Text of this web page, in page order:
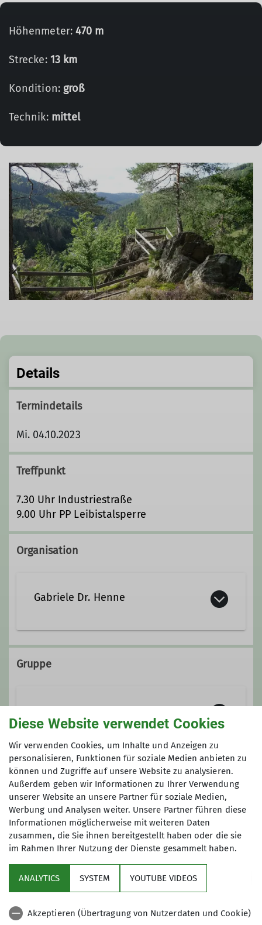
Höhenmeter: 470 m
Strecke: 13 km
Kondition: groß
Technik: mittel
Details
Termindetails
Mi. 04.10.2023
Treffpunkt
7.30 Uhr Industriestraße
9.00 Uhr PP Leibistalsperre
Organisation
Gabriele Dr. Henne
036605 902029
DAV-Wanderleiter
Wanderführerin = Übungsleiterin C
Breitensport/Wandern
Ämter
Vorstandsmitglied
Wanderreferentin Wanderleiterin
Gruppe
Wir wandern in Gera, in der Umgebung
und natürlich auch in den Mittel- und
Hochgebirgen. Unsere Sektion verfügt
über viele aktive Wanderer und über
ein vielfältiges Angebot an
Gemeinschaftswanderungen. Dabei
spielen das Miteinander und die
mittelfernen Umgebung eine wichtige
Rolle. Gemeinsam wollen wir allen
sich naturnah zu bewegen. Wir
Anmeldung
Anfrage senden
Sektion
Diese Website verwendet Cookies
Wir verwenden Cookies, um Inhalte und Anzeigen zu
personalisieren, Funktionen für soziale Medien anbieten zu
können und Zugriffe auf unsere Website zu analysieren.
Außerdem geben wir Informationen zu Ihrer Verwendung
unserer Website an unsere Partner für soziale Medien,
Werbung und Analysen weiter. Unsere Partner führen diese
Informationen möglicherweise mit weiteren Daten
zusammen, die Sie ihnen bereitgestellt haben oder die sie
im Rahmen Ihrer Nutzung der Dienste gesammelt haben.
ANALYTICS SYSTEM YOUTUBE VIDEOS
Akzeptieren (Übertragung von Nutzerdaten und Cookie)